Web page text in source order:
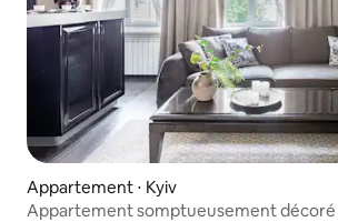
Appartement ⋅ Kyiv
Appartement somptueusement décoré